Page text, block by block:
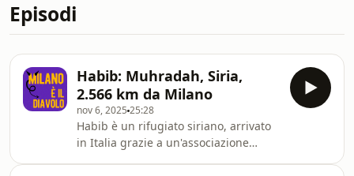
Episodi
Habib: Muhradah, Siria,
2.566 km da Milano
nov 6, 2025 25:28
Habib è un rifugiato siriano, arrivato
in Italia grazie a un'associazione